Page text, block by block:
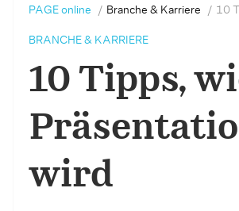
PAGE online Branche & Karriere 10
BRANCHE & KARRIERE
10 Tipps,
wird